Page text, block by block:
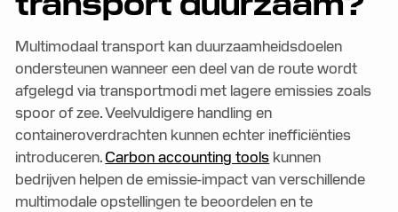
Multimodaal transport kan duurzaamheidsdoelen
ondersteunen wanneer een deel van de route wordt
afgelegd via transportmodi met lagere emissies zoals
spoor of zee. Veelvuldigere handling en
containeroverdrachten kunnen echter inefficiënties
introduceren.Carbon accounting tools kunnen
bedrijven helpen de emissie-impact van verschillende
multimodale opstellingen te beoordelen en te